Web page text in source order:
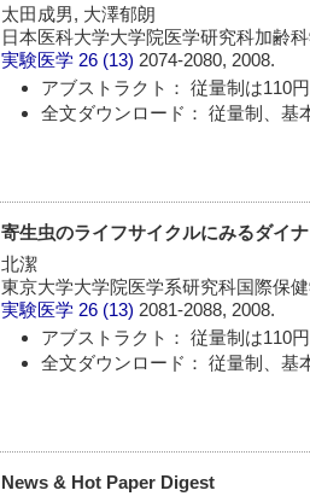
太田成男, 大澤郁朗
日本医科大学大学院医学研究科加齢
実験医学 26 (13) 2074-2080, 2008.
アブストラクト： 従量制は110
全文ダウンロード： 従量制、基
寄生虫のライフサイクルにみるダイ
北潔
東京大学大学院医学系研究科国際保
実験医学 26 (13) 2081-2088, 2008.
アブストラクト： 従量制は110
全文ダウンロード： 従量制、基
News & Hot Paper Digest